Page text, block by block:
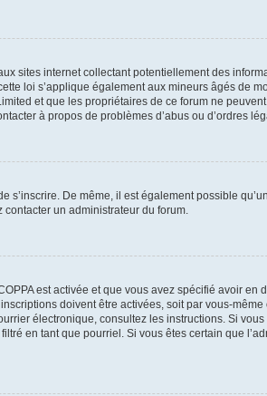
sites internet collectant potentiellement des
loi s’applique également aux mineurs âgés de
et que les propriétaires de ce forum ne
à propos de problèmes d’abus ou d’ordres
De même, il est également possible
un administrateur du forum.
est activée et que vous avez spécifié avoir en
doivent être activées, soit par vous-
électronique, consultez les instructions. Si
en tant que pourriel. Si vous êtes certain que